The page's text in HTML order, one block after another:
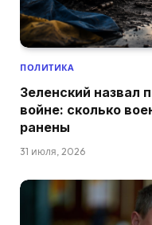
ПОЛИТИКА
Зеленский назвал
войне: сколько
ранены
31 июля, 2026